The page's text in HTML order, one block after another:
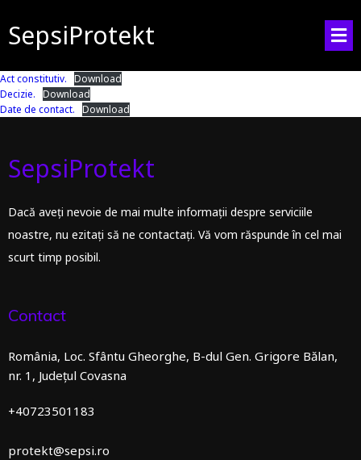
SepsiProtekt
Act constitutiv. Download
Decizie. Download
Date de contact. Download
SepsiProtekt
Dacă aveți nevoie de mai multe informații despre serviciile
noastre, nu ezitați să ne contactați. Vă vom răspunde în cel mai
scurt timp posibil.
Contact
România, Loc. Sfântu Gheorghe, B-dul Gen. Grigore Bălan,
nr. 1, Județul Covasna
+40723501183
protekt@sepsi.ro